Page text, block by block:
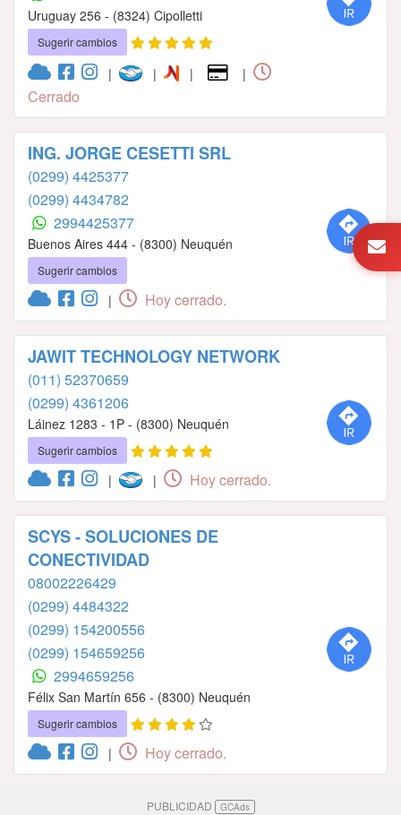
Uruguay 256 - (8324) Cipolletti
Sugerir cambios
| | | |
Cerrado
ING. JORGE CESETTI SRL
(0299) 4425377
(0299) 4434782
2994425377
Buenos Aires 444 - (8300) Neuquén
Sugerir cambios
| Hoy cerrado.
JAWIT TECHNOLOGY NETWORK
(011) 52370659
(0299) 4361206
Láinez 1283 - 1P - (8300) Neuquén
Sugerir cambios
| | Hoy cerrado.
SCYS - SOLUCIONES DE
CONECTIVIDAD
08002226429
(0299) 4484322
(0299) 154200556
(0299) 154659256
2994659256
Félix San Martín 656 - (8300) Neuquén
Sugerir cambios
| Hoy cerrado.
PUBLICIDAD GCAds